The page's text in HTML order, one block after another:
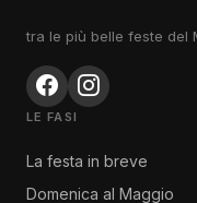
tra le più belle feste del
LE FASI
La festa in breve
Domenica al Maggio